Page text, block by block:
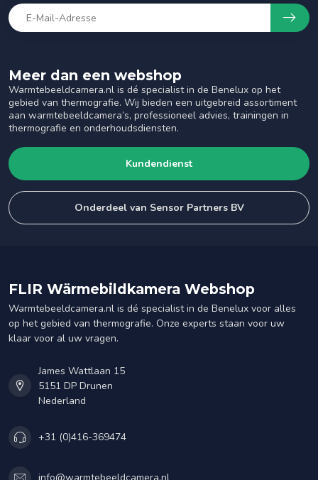
Meer dan een webshop
Warmtebeeldcamera.nl is dé specialist in de Benelux op het
gebied van thermografie. Wij bieden een uitgebreid assortiment
aan warmtebeeldcamera’s, professioneel advies, trainingen in
thermografie en onderhoudsdiensten.
Kundendienst
Onderdeel van Sensor Partners BV
FLIR Wärmebildkamera Webshop
Warmtebeeldcamera.nl is dé specialist in de Benelux voor alles
op het gebied van thermografie. Onze experts staan voor uw
klaar voor al uw vragen.
James Wattlaan 15
5151 DP Drunen
Nederland
+31 (0)416-369474